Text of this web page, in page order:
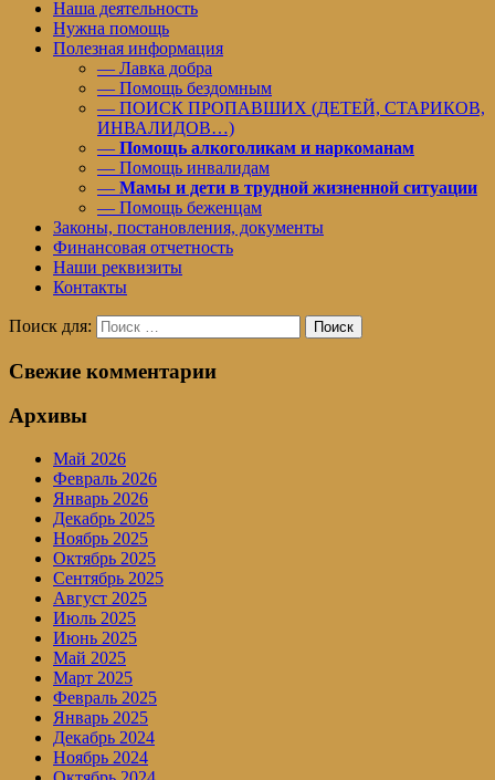
Наша деятельность
Нужна помощь
Полезная информация
— Лавка добра
— Помощь бездомным
— ПОИСК ПРОПАВШИХ (ДЕТЕЙ, СТАРИКОВ,
ИНВАЛИДОВ…)
— Помощь алкоголикам и наркоманам
— Помощь инвалидам
— Мамы и дети в трудной жизненной ситуации
— Помощь беженцам
Законы, постановления, документы
Финансовая отчетность
Наши реквизиты
Контакты
Поиск для: Поиск
Свежие комментарии
Архивы
Май 2026
Февраль 2026
Январь 2026
Декабрь 2025
Ноябрь 2025
Октябрь 2025
Сентябрь 2025
Август 2025
Июль 2025
Июнь 2025
Май 2025
Март 2025
Февраль 2025
Январь 2025
Декабрь 2024
Ноябрь 2024